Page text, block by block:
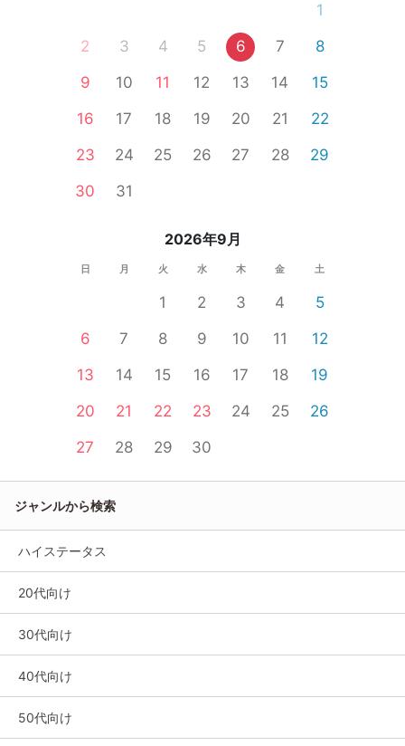
1
2
3 4 5 6 7
8
9
10 11 12 13 14
15
16
17 18 19 20 21
22
23
24 25 26 27 28
29
30
31
2026年9月
日 月 火 水 木 金 土
1 2 3 4
5
6
7 8 9 10 11
12
13
14 15 16 17 18
19
20
21 22 23 24 25
26
27
28 29 30
ジャンルから検索
ハイステータス
20代向け
30代向け
40代向け
50代向け